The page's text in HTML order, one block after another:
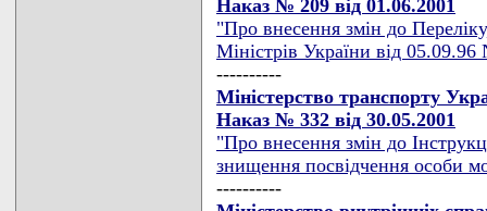
Наказ № 209 від 01.06.2001
"Про внесення змін до
Міністрів України від 05.09.96
----------
Міністерство транспорту
Наказ № 332 від 30.05.2001
"Про внесення змін до
знищення посвідчення особи
----------